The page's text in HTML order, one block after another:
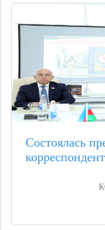
Состоялась